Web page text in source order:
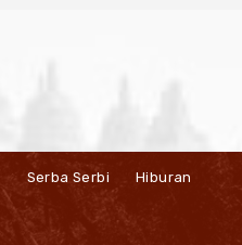
Serba Serbi Hiburan